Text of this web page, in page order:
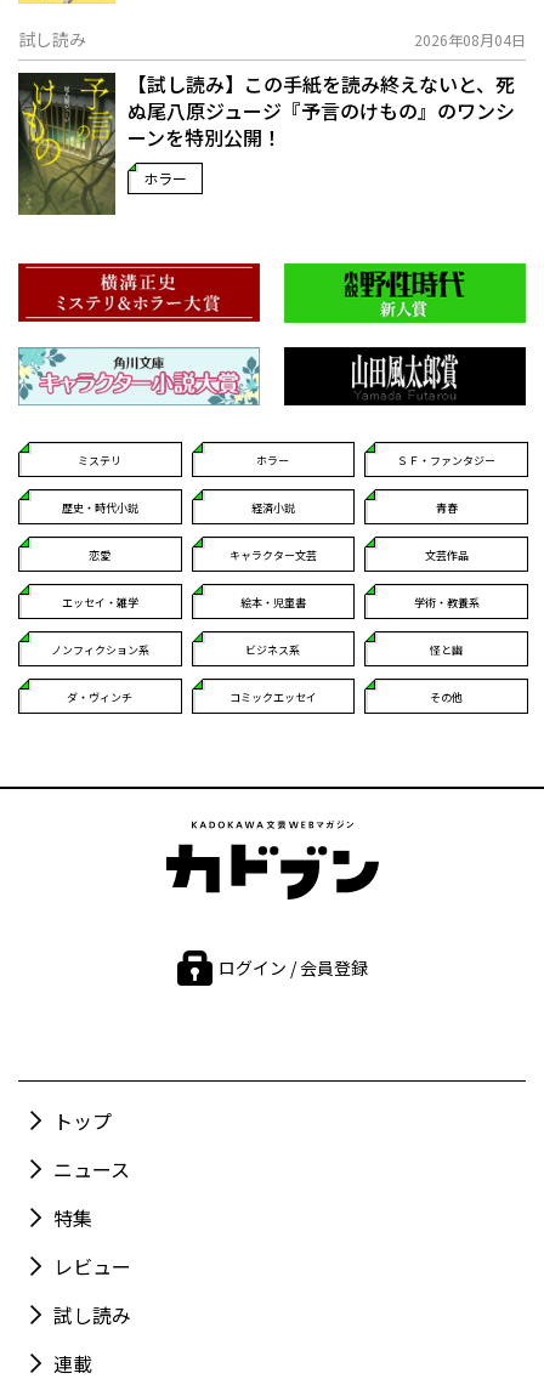
試し読み 2026年08月04日
【試し読み】この手紙を読み終えないと、死
ぬ――尾八原ジュージ『予言のけもの』のワンシ
ーンを特別公開！
ホラー
ミステリ ホラー ＳＦ・ファンタジー
歴史・時代小説 経済小説 青春
恋愛 キャラクター文芸 文芸作品
エッセイ・雑学 絵本・児童書 学術・教養系
ノンフィクション系 ビジネス系 怪と幽
ダ・ヴィンチ コミックエッセイ その他
ログイン / 会員登録
トップ
ニュース
特集
レビュー
試し読み
連載